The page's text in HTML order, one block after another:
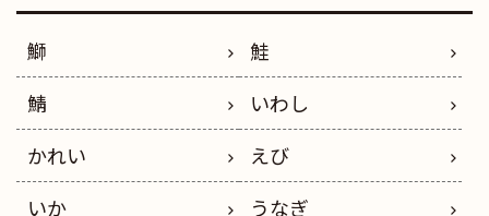
鰤
鮭
鯖
いわし
かれい
えび
いか
うなぎ